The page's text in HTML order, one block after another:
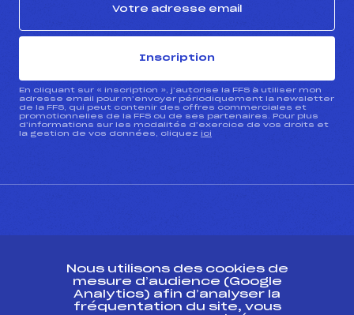
Inscription
En cliquant sur « inscription », j’autorise la FFS à utiliser mon
adresse email pour m’envoyer périodiquement la newsletter
de la FFS, qui peut contenir des offres commerciales et
promotionnelles de la FFS ou de ses partenaires. Pour plus
d’informations sur les modalités d’exercice de vos droits et
la gestion de vos données, cliquez ici
Ressources
Nous utilisons des cookies de
mesure d’audience (Google
Analytics) afin d’analyser la
fréquentation du site, vous